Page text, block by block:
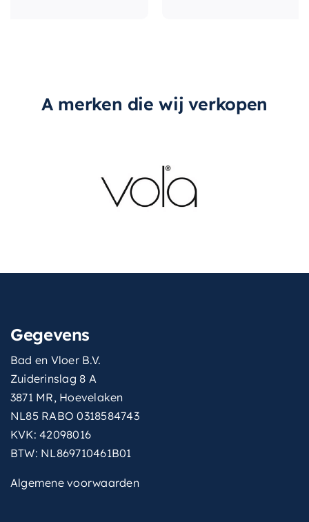
A merken die wij verkopen
Gegevens
Bad en Vloer B.V.
Zuiderinslag 8 A
3871 MR, Hoevelaken
NL85 RABO 0318584743
KVK: 42098016
BTW: NL869710461B01
Algemene voorwaarden